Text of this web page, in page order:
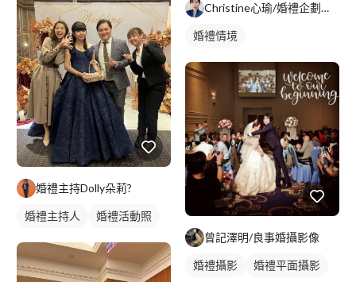
婚禮主持Dolly朵莉?
婚禮主持人 婚禮活動照
Christine心瑜/婚禮企劃師/婚禮小管家
婚禮情境
曾記澤明/良事婚攝影像
婚禮攝影 婚禮平面攝影